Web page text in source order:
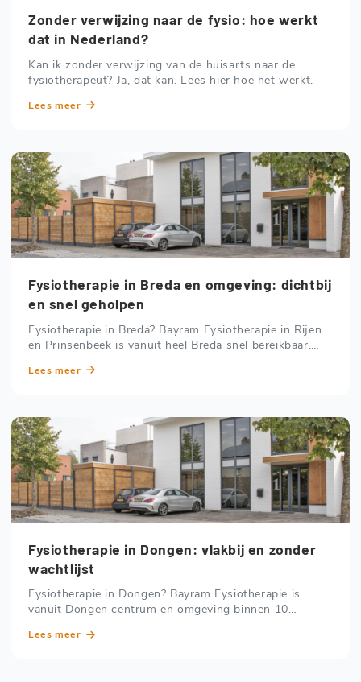
Zonder verwijzing naar de fysio: hoe werkt
dat in Nederland?
Kan ik zonder verwijzing van de huisarts naar de
fysiotherapeut? Ja, dat kan. Lees hier hoe het werkt.
Lees meer
Fysiotherapie in Breda en omgeving: dichtbij
en snel geholpen
Fysiotherapie in Breda? Bayram Fysiotherapie in Rijen
en Prinsenbeek is vanuit heel Breda snel bereikbaar.
Noord.
Lees meer
Fysiotherapie in Dongen: vlakbij en zonder
wachtlijst
Fysiotherapie in Dongen? Bayram Fysiotherapie is
vanuit Dongen centrum en omgeving binnen 10
Lees meer